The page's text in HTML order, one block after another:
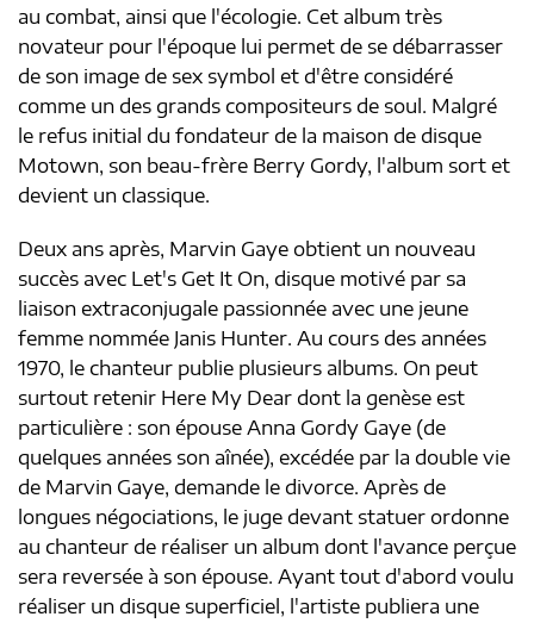
au combat, ainsi que l'écologie. Cet album très
novateur pour l'époque lui permet de se débarrasser
de son image de sex symbol et d'être considéré
comme un des grands compositeurs de soul. Malgré
le refus initial du fondateur de la maison de disque
Motown, son beau-frère Berry Gordy, l'album sort et
devient un classique.
Deux ans après, Marvin Gaye obtient un nouveau
succès avec Let's Get It On, disque motivé par sa
liaison extraconjugale passionnée avec une jeune
femme nommée Janis Hunter. Au cours des années
1970, le chanteur publie plusieurs albums. On peut
surtout retenir Here My Dear dont la genèse est
particulière : son épouse Anna Gordy Gaye (de
quelques années son aînée), excédée par la double vie
de Marvin Gaye, demande le divorce. Après de
longues négociations, le juge devant statuer ordonne
au chanteur de réaliser un album dont l'avance perçue
sera reversée à son épouse. Ayant tout d'abord voulu
réaliser un disque superficiel, l'artiste publiera une